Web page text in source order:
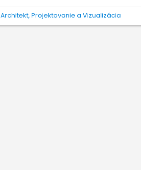
Architekt, Projektovanie a Vizualizácia